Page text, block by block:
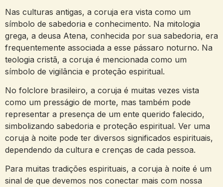
Nas culturas antigas, a coruja era vista como um
símbolo de sabedoria e conhecimento. Na mitologia
grega, a deusa Atena, conhecida por sua sabedoria, era
frequentemente associada a esse pássaro noturno. Na
teologia cristã, a coruja é mencionada como um
símbolo de vigilância e proteção espiritual.
No folclore brasileiro, a coruja é muitas vezes vista
como um presságio de morte, mas também pode
representar a presença de um ente querido falecido,
simbolizando sabedoria e proteção espiritual. Ver uma
coruja à noite pode ter diversos significados espirituais,
dependendo da cultura e crenças de cada pessoa.
Para muitas tradições espirituais, a coruja à noite é um
sinal de que devemos nos conectar mais com nossa